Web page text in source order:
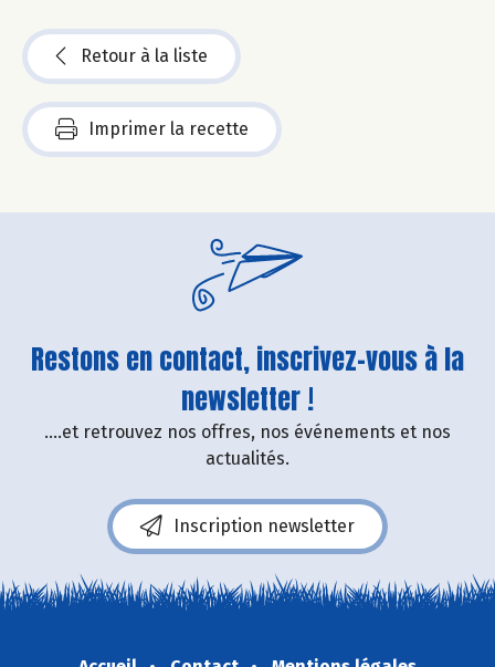
Retour à la liste
Imprimer la recette
Restons en contact, inscrivez-vous à la
newsletter !
....et retrouvez nos offres, nos événements et nos
actualités.
Inscription newsletter